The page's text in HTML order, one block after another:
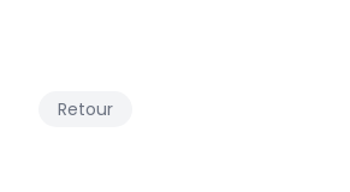
Retour